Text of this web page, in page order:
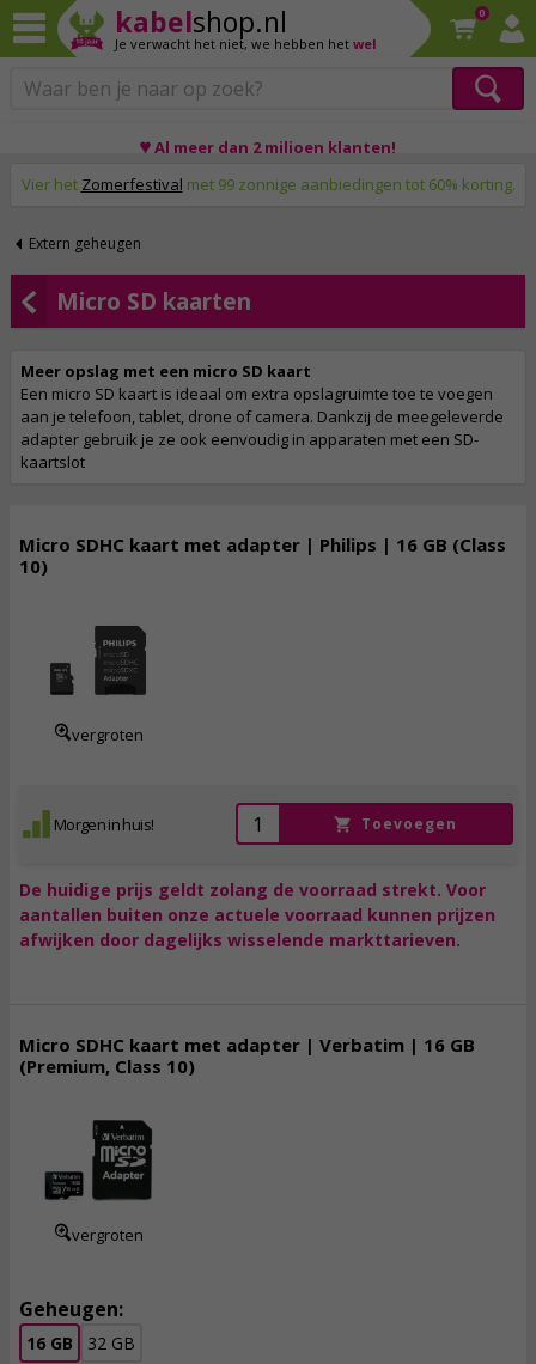
kabelshop.nl
Je verwacht het niet, we hebben het wel
0
Vier het Zomerfestival met 99 zonnige aanbiedingen tot 60% korting.
Extern geheugen
Micro SD kaarten
Meer opslag met een micro SD kaart
Een micro SD kaart is ideaal om extra opslagruimte toe te voegen
aan je telefoon, tablet, drone of camera. Dankzij de meegeleverde
adapter gebruik je ze ook eenvoudig in apparaten met een SD-
kaartslot
Micro SDHC kaart met adapter | Philips | 16 GB (Class
10)
vergroten
Morgen in huis! Toevoegen
De huidige prijs geldt zolang de voorraad strekt. Voor
aantallen buiten onze actuele voorraad kunnen prijzen
afwijken door dagelijks wisselende markttarieven.
Micro SDHC kaart met adapter | Verbatim | 16 GB
(Premium, Class 10)
vergroten
Geheugen:
16 GB 32 GB